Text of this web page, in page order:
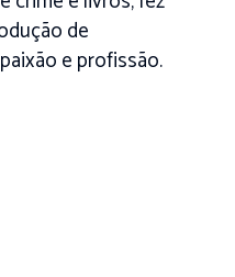
de
e profissão.